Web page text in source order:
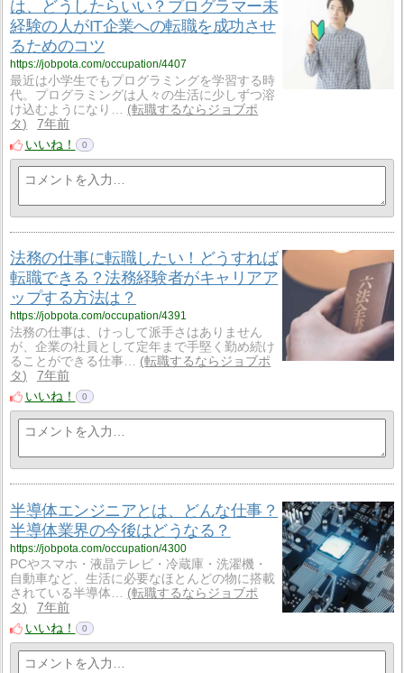
は、どうしたらいい？プログラマー未
経験の人がIT企業への転職を成功させ
るためのコツ
https://jobpota.com/occupation/4407
最近は小学生でもプログラミングを学習する時
代。プログラミングは人々の生活に少しずつ溶
け込むようになり…
転職するならジョブポ
タ
7年前
いいね！
0
法務の仕事に転職したい！どうすれば
転職できる？法務経験者がキャリアア
ップする方法は？
https://jobpota.com/occupation/4391
法務の仕事は、けっして派手さはありません
が、企業の社員として定年まで手堅く勤め続け
ることができる仕事…
転職するならジョブポ
タ
7年前
いいね！
0
半導体エンジニアとは、どんな仕事？
半導体業界の今後はどうなる？
https://jobpota.com/occupation/4300
PCやスマホ・液晶テレビ・冷蔵庫・洗濯機・
自動車など、生活に必要なほとんどの物に搭載
されている半導体…
転職するならジョブポ
タ
7年前
いいね！
0